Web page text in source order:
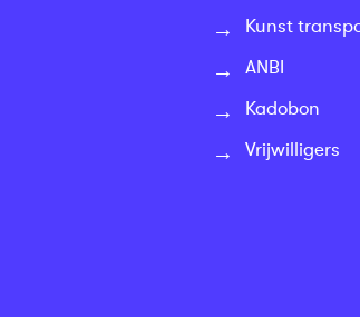
Kunst
ANBI
Kadobon
Vrijwilligers